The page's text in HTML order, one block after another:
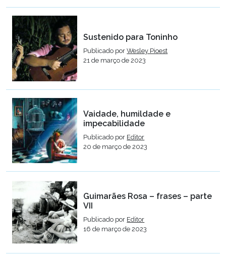
Sustenido para Toninho
Publicado porWesley Pioest
21 de março de 2023
Vaidade, humildade e
impecabilidade
Publicado por Editor
20 de março de 2023
Guimarães Rosa – frases – parte
VII
Publicado por Editor
16 de março de 2023